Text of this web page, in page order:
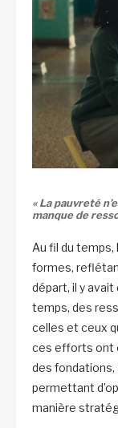
« La pauvreté
manque de
Au fil du temps,
formes,
départ, il y
temps, des
celles et ceux
ces efforts ont
des
permettant
manière